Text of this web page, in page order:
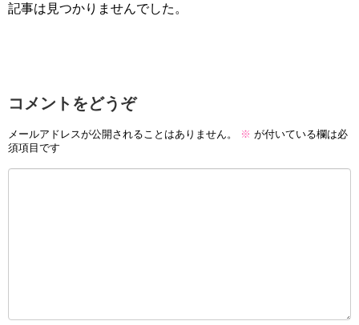
記事は見つかりませんでした。
コメントをどうぞ
メールアドレスが公開されることはありません。 ※ が付いている欄は必
須項目です